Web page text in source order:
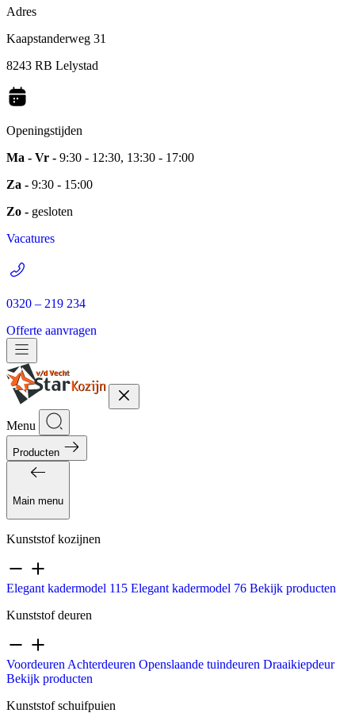
Adres
Kaapstanderweg 31
8243 RB Lelystad
Openingstijden
Ma - Vr - 9:30 - 12:30, 13:30 - 17:00
Za - 9:30 - 15:00
Zo - gesloten
Vacatures
0320 – 219 234
Offerte aanvragen
Menu
Producten
Main menu
Kunststof kozijnen
Elegant kadermodel 115 Elegant kadermodel 76 Bekijk producten
Kunststof deuren
Voordeuren Achterdeuren Openslaande tuindeuren Draaikiepdeur
Bekijk producten
Kunststof schuifpuien